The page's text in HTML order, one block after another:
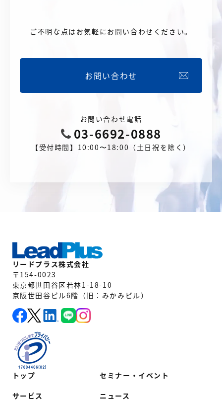
ご不明な点はお気軽にお問い合わせください。
お問い合わせ
お問い合わせ電話
03-6692-0888
【受付時間】10:00〜18:00（土日祝を除く）
トップ
サービス
セミナー・イベント
ニュース
リードプラス株式会社
〒154-0023
東京都世田谷区若林1-18-10
京阪世田谷ビル6階（旧：みかみビル）